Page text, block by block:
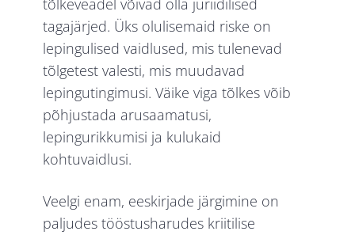
tõlkeveadel võivad olla juriidilised
tagajärjed. Üks olulisemaid riske on
lepingulised vaidlused, mis tulenevad
tõlgetest valesti, mis muudavad
lepingutingimusi. Väike viga tõlkes võib
põhjustada arusaamatusi,
lepingurikkumisi ja kulukaid
kohtuvaidlusi.
Veelgi enam, eeskirjade järgimine on
paljudes tööstusharudes kriitilise